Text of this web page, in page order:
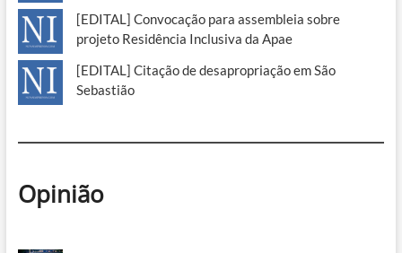
[EDITAL] Convocação para assembleia sobre
projeto Residência Inclusiva da Apae
[EDITAL] Citação de desapropriação em São
Sebastião
Opinião